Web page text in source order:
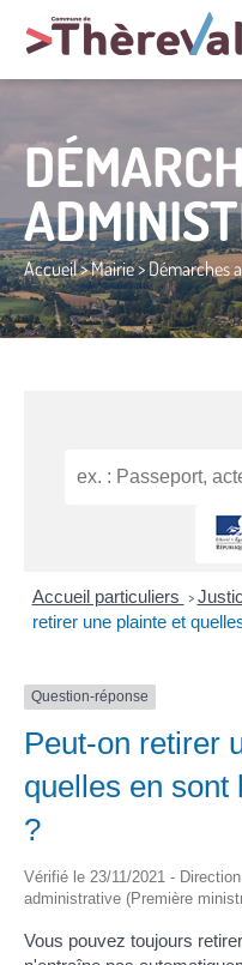
Accueil>Mairie>Démarches
Accueil particuliers >
retirer une plainte et
Question-réponse
Peut-on retirer
quelles en sont
?
Vérifié le 23/11/2021 -
administrative (Première
Vous pouvez toujours